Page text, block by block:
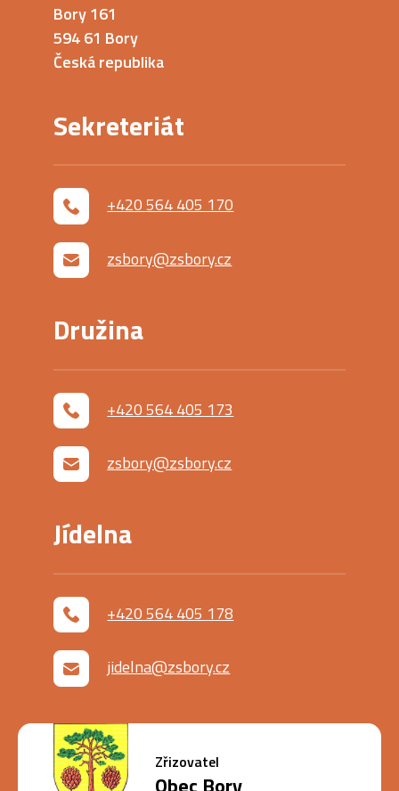
Bory 161
594 61 Bory
Česká republika
Sekreteriát
+420 564 405 170
zsbory@zsbory.cz
Družina
+420 564 405 173
zsbory@zsbory.cz
Jídelna
+420 564 405 178
jidelna@zsbory.cz
Zřizovatel